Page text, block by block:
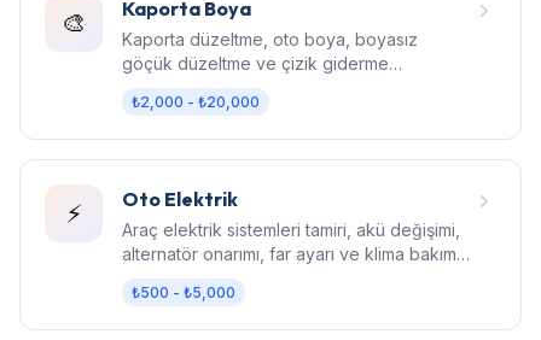
🎨 Kaporta Boya
Kaporta düzeltme, oto boya, boyasız
göçük düzeltme ve çizik giderme
₺2,000 - ₺20,000
⚡ Oto Elektrik
Araç elektrik sistemleri tamiri, akü değişimi,
alternatör onarımı, far ayarı ve klima bakım
₺500 - ₺5,000